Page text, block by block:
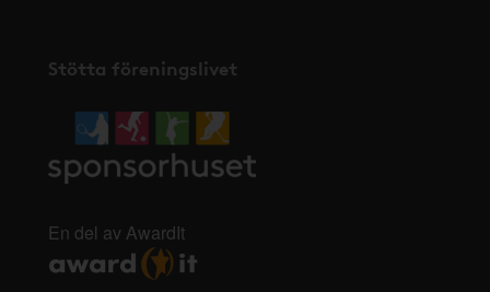
Stötta föreningslivet
En del av AwardIt